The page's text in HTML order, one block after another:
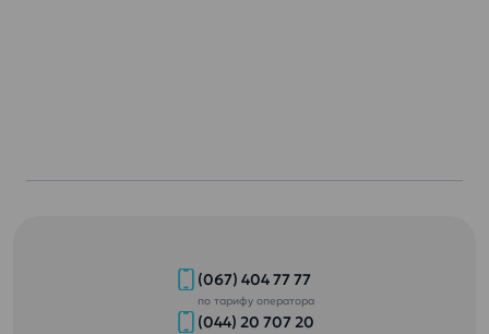
(067) 404 77 77
по тарифу оператора
(044) 20 707 20